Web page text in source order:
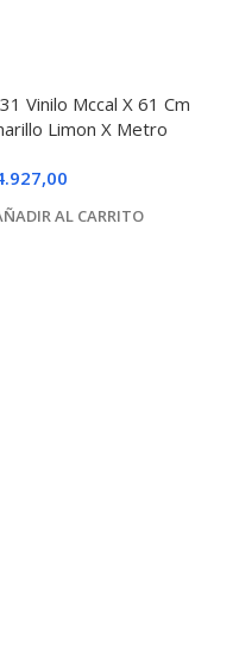
Vinilo Mccal X 61 Cm
Limon X Metro
AL CARRITO